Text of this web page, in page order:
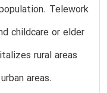
Telework
childcare or elder
rural areas
areas.